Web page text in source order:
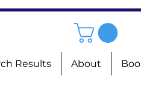
Results About